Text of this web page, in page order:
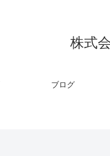
株式
ブログ